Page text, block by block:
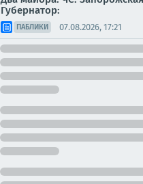
Губернатор:
ПАБЛИКИ 07.08.2026, 17:21